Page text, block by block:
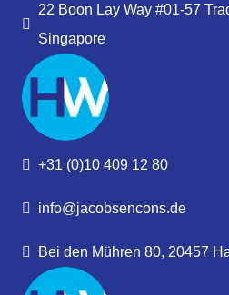
22 Boon Lay Way #01-57
Singapore
+31 (0)10 409 12 80
info@jacobsencons.de
Bei den Mühren 80, 20457